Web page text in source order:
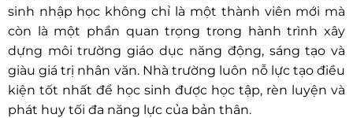
sinh nhập học không chỉ là một thành viên mới mà
còn là một phần quan trọng trong hành trình xây
dựng môi trường giáo dục năng động, sáng tạo và
giàu giá trị nhân văn. Nhà trường luôn nỗ lực tạo điều
kiện tốt nhất để học sinh được học tập, rèn luyện và
phát huy tối đa năng lực của bản thân.